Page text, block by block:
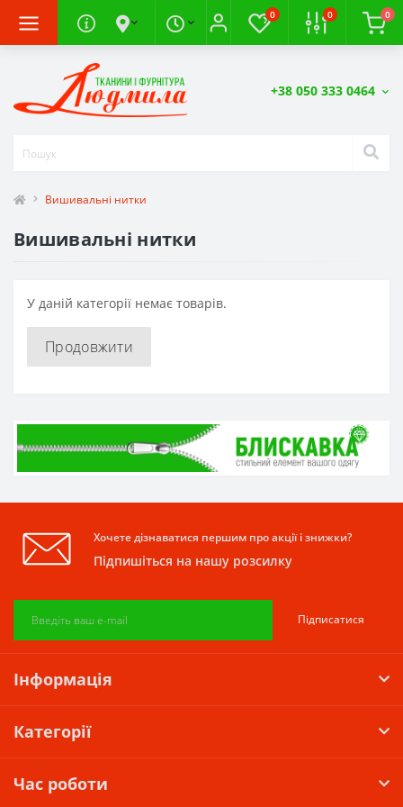
0 0 0
+38 050 333 0464
Вишивальні нитки
Вишивальні нитки
У даній категорії немає товарів.
Продовжити
Хочете дізнаватися першим про акції і знижки?
Підпишіться на нашу розсилку
Підписатися
Інформація
Категорії
Час роботи